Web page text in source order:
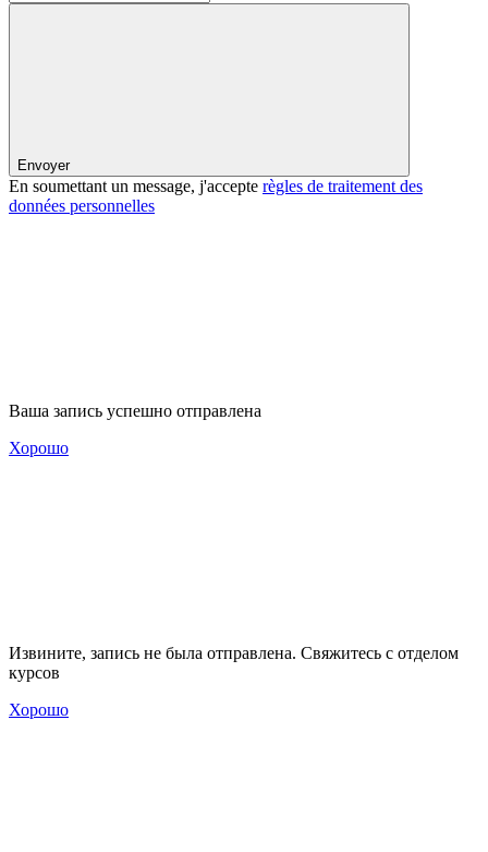
Envoyer
En soumettant un message, j'accepte règles de traitement des
données personnelles
Ваша запись успешно отправлена
Хорошо
Извините, запись не была отправлена. Свяжитесь с отделом
курсов
Хорошо